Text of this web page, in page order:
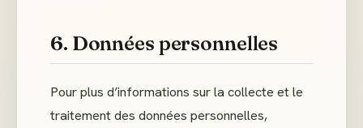
6. Données personnelles
Pour plus d’informations sur la collecte et le
traitement des données personnelles,